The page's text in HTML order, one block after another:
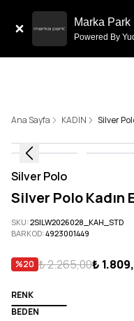
Marka Park
Powered By
Ana Sayfa KADIN Silver
Silver Polo
Silver Polo Kadın
SKU:2SILW2026028_KAH_STD
BARKOD:4923001449
%20 ₺ 2.265,00₺
RENK
BEDEN